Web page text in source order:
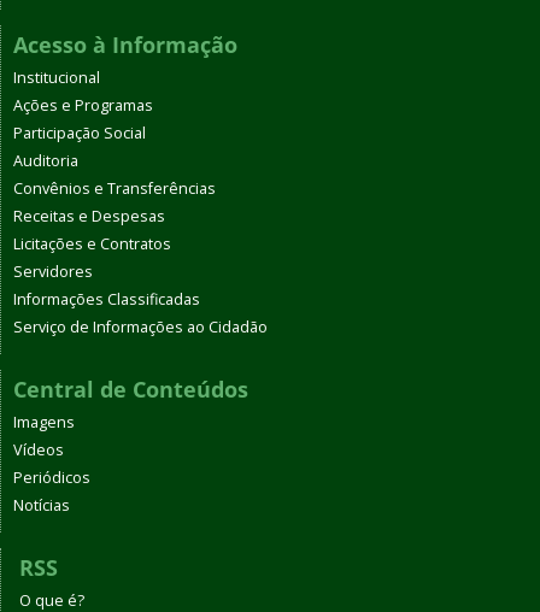
Acesso à Informação
Institucional
Ações e Programas
Participação Social
Auditoria
Convênios e Transferências
Receitas e Despesas
Licitações e Contratos
Servidores
Informações Classificadas
Serviço de Informações ao Cidadão
Central de Conteúdos
Imagens
Vídeos
Periódicos
Notícias
RSS
O que é?